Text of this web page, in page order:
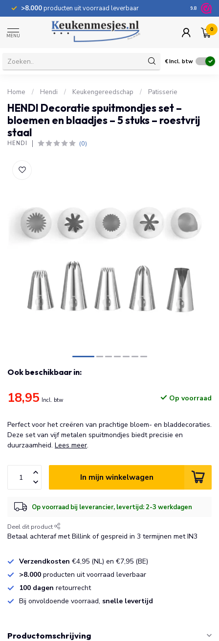
>8.000producten uit voorraad leverbaar 100
9.8
MENU
0
€Incl. btw
Home / Hendi / Keukengereedschap / Patisserie
HENDI Decoratie spuitmondjes set –
bloemen en blaadjes – 5 stuks – roestvrij
staal
HENDI (0)
Ook beschikbaar in:
18,95 Incl. btw Op voorraad
Perfect voor het creëren van prachtige bloem- en bladdecoraties.
Deze set van vijf metalen spuitmondjes biedt precisie en
duurzaamheid. Lees meer.
In mijn winkelwagen
Op voorraad bij leverancier, levertijd: 2-3 werkdagen
Deel dit product
Betaal achteraf met Billink of gespreid in 3 termijnen met IN3
Verzendkosten €4,95 (NL) en €7,95 (BE)
>8.000 producten uit voorraad leverbaar
100 dagen retourrecht
Bij onvoldoende voorraad, snelle levertijd
Productomschrijving